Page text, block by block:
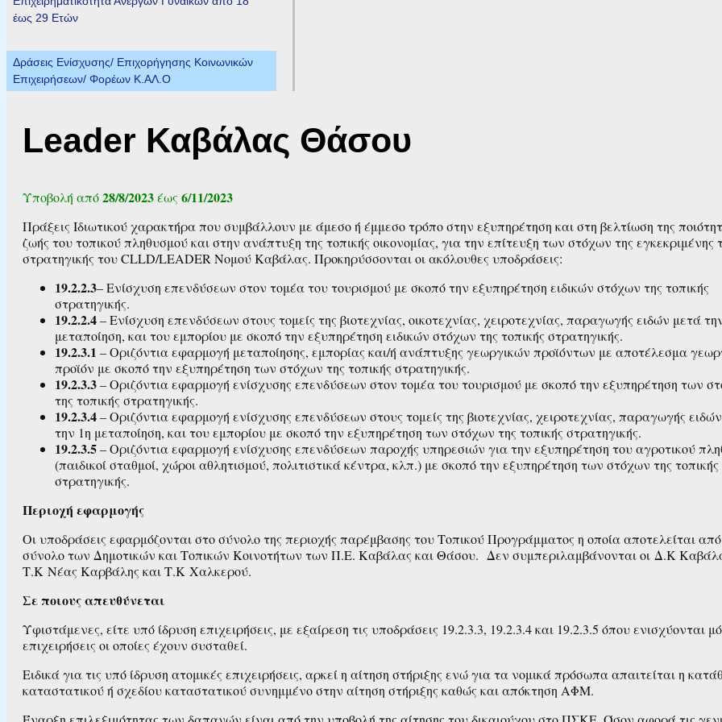
έως 29 Ετών
Δράσεις Ενίσχυσης/ Επιχορήγησης Κοινωνικών
Επιχειρήσεων/ Φορέων Κ.ΑΛ.Ο
Leader Καβάλας Θάσου
Υποβολή από28/8/2023έως 6/11/2023
Πράξεις Ιδιωτικού χαρακτήρα που συμβάλλουν με άμεσο ή έμμεσο τρόπο στην εξυπηρέτηση και στη βελτίωση της
ζωής του τοπικού πληθυσμού και στην ανάπτυξη της τοπικής οικονομίας, για την επίτευξη των στόχων της εγκεκριμένης
στρατηγικής του CLLD/LEADER Νομού Καβάλας. Προκηρύσσονται οι ακόλουθες υποδράσεις:
19.2.2.3– Ενίσχυση επενδύσεων στον τομέα του τουρισμού με σκοπό την εξυπηρέτηση ειδικών στόχων της τοπικής
στρατηγικής.
19.2.2.4– Ενίσχυση επενδύσεων στους τομείς της βιοτεχνίας, οικοτεχνίας, χειροτεχνίας, παραγωγής ειδών μετά
μεταποίηση, και του εμπορίου με σκοπό την εξυπηρέτηση ειδικών στόχων της τοπικής στρατηγικής.
19.2.3.1 – Οριζόντια εφαρμογή μεταποίησης, εμπορίας και/ή ανάπτυξης γεωργικών προϊόντων με αποτέλεσμα
προϊόν με σκοπό την εξυπηρέτηση των στόχων της τοπικής στρατηγικής.
19.2.3.3– Οριζόντια εφαρμογή ενίσχυσης επενδύσεων στον τομέα του τουρισμού με σκοπό την εξυπηρέτηση των
της τοπικής στρατηγικής.
19.2.3.4– Οριζόντια εφαρμογή ενίσχυσης επενδύσεων στους τομείς της βιοτεχνίας, χειροτεχνίας, παραγωγής
την 1η μεταποίηση, και του εμπορίου με σκοπό την εξυπηρέτηση των στόχων της τοπικής στρατηγικής.
19.2.3.5– Οριζόντια εφαρμογή ενίσχυσης επενδύσεων παροχής υπηρεσιών για την εξυπηρέτηση του αγροτικού
(παιδικοί σταθμοί, χώροι αθλητισμού, πολιτιστικά κέντρα, κλπ.) με σκοπό την εξυπηρέτηση των στόχων της τοπικής
στρατηγικής.
Περιοχή εφαρμογής
Οι υποδράσεις εφαρμόζονται στο σύνολο της περιοχής παρέμβασης του Τοπικού Προγράμματος η οποία αποτελείται
σύνολο των Δημοτικών και Τοπικών Κοινοτήτων των Π.Ε. Καβάλας και Θάσου. Δεν συμπεριλαμβάνονται οι Δ.Κ
Τ.Κ Νέας Καρβάλης και Τ.Κ Χαλκερού.
Σε ποιους απευθύνεται
Υφιστάμενες, είτε υπό ίδρυση επιχειρήσεις, με εξαίρεση τις υποδράσεις 19.2.3.3, 19.2.3.4 και 19.2.3.5 όπου ενισχύονται
επιχειρήσεις οι οποίες έχουν συσταθεί.
Ειδικά για τις υπό ίδρυση ατομικές επιχειρήσεις, αρκεί η αίτηση στήριξης ενώ για τα νομικά πρόσωπα απαιτείται η
καταστατικού ή σχεδίου καταστατικού συνημμένο στην αίτηση στήριξης καθώς και απόκτηση ΑΦΜ.